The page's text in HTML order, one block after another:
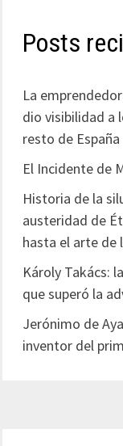
Posts
La
dio visibilidad a
resto de España
El Incidente de
Historia de la
austeridad de
hasta el arte de
Károly Takács:
que superó la
Jerónimo de
inventor del